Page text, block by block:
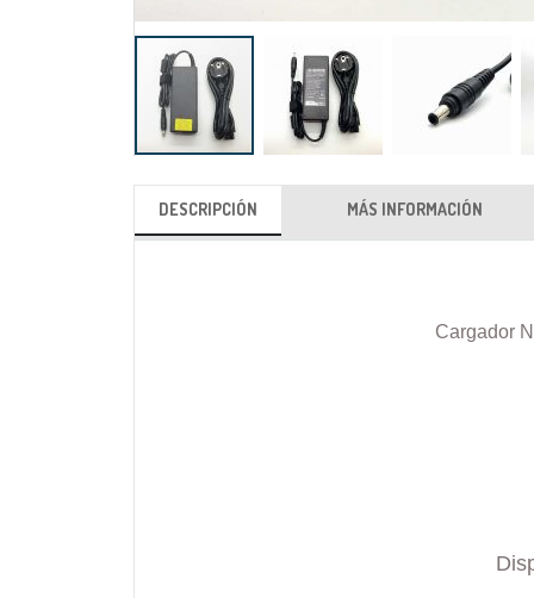
DESCRIPCIÓN
Cargador
MÁS INFORMACIÓN